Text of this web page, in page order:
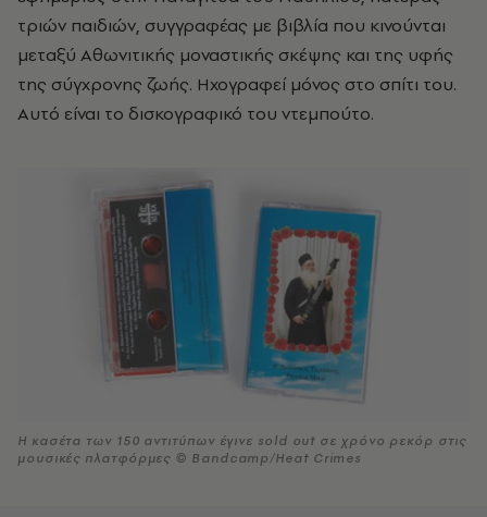
τριών παιδιών, συγγραφέας με βιβλία που κινούνται
μεταξύ Αθωνιτικής μοναστικής σκέψης και της υφής
της σύγχρονης ζωής. Ηχογραφεί μόνος στο σπίτι του.
Αυτό είναι το δισκογραφικό του ντεμπούτο.
Η κασέτα των 150 αντιτύπων έγινε sold out σε χρόνο ρεκόρ στις
μουσικές πλατφόρμες © Bandcamp/Heat Crimes